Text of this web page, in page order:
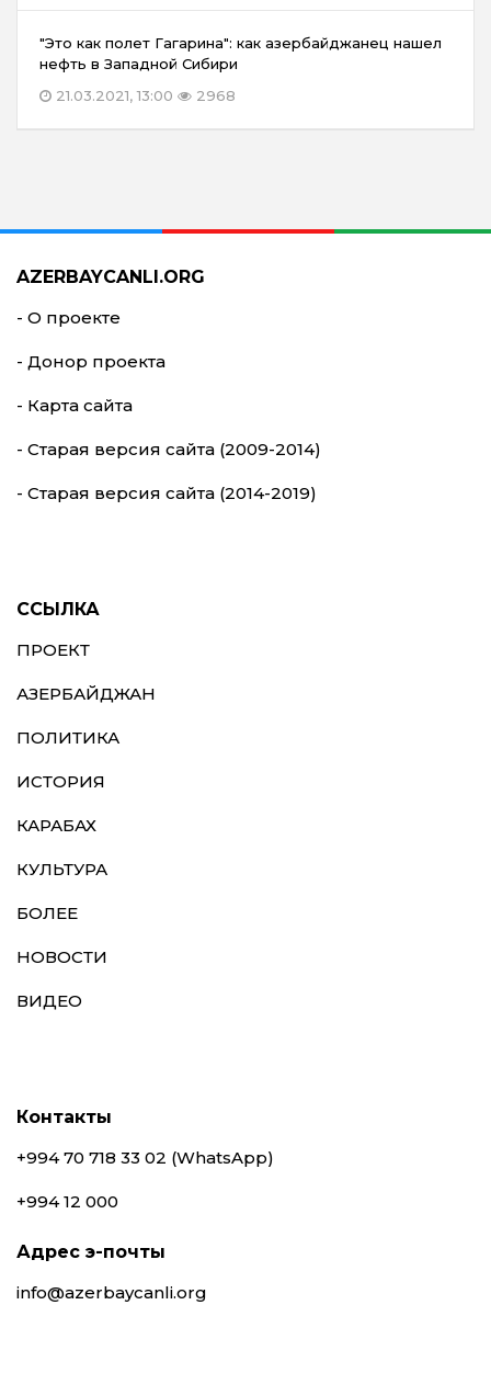
"Это как полет Гагарина": как азербайджанец нашел
нефть в Западной Сибири
21.03.2021, 13:00
2968
AZERBAYCANLI.ORG
- О проекте
- Донор проекта
- Карта сайта
- Старая версия сайта (2009-2014)
- Старая версия сайта (2014-2019)
ССЫЛКА
ПРОЕКТ
АЗЕРБАЙДЖАН
ПОЛИТИКА
ИСТОРИЯ
КАРАБАХ
КУЛЬТУРА
БОЛЕЕ
НОВОСТИ
ВИДЕО
Контакты
+994 70 718 33 02 (WhatsApp)
+994 12 000
Адрес э-почты
info@azerbaycanli.org